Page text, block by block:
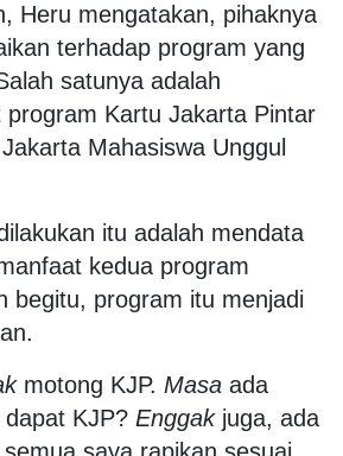
Heru mengatakan, pihaknya
terhadap program yang
satunya adalah
program Kartu Jakarta Pintar
Mahasiswa Unggul
itu adalah mendata
kedua program
begitu, program itu menjadi
motong KJP. Masa ada
KJP? Enggakjuga, ada